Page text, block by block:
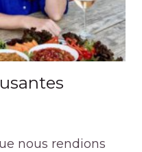
nous rendions